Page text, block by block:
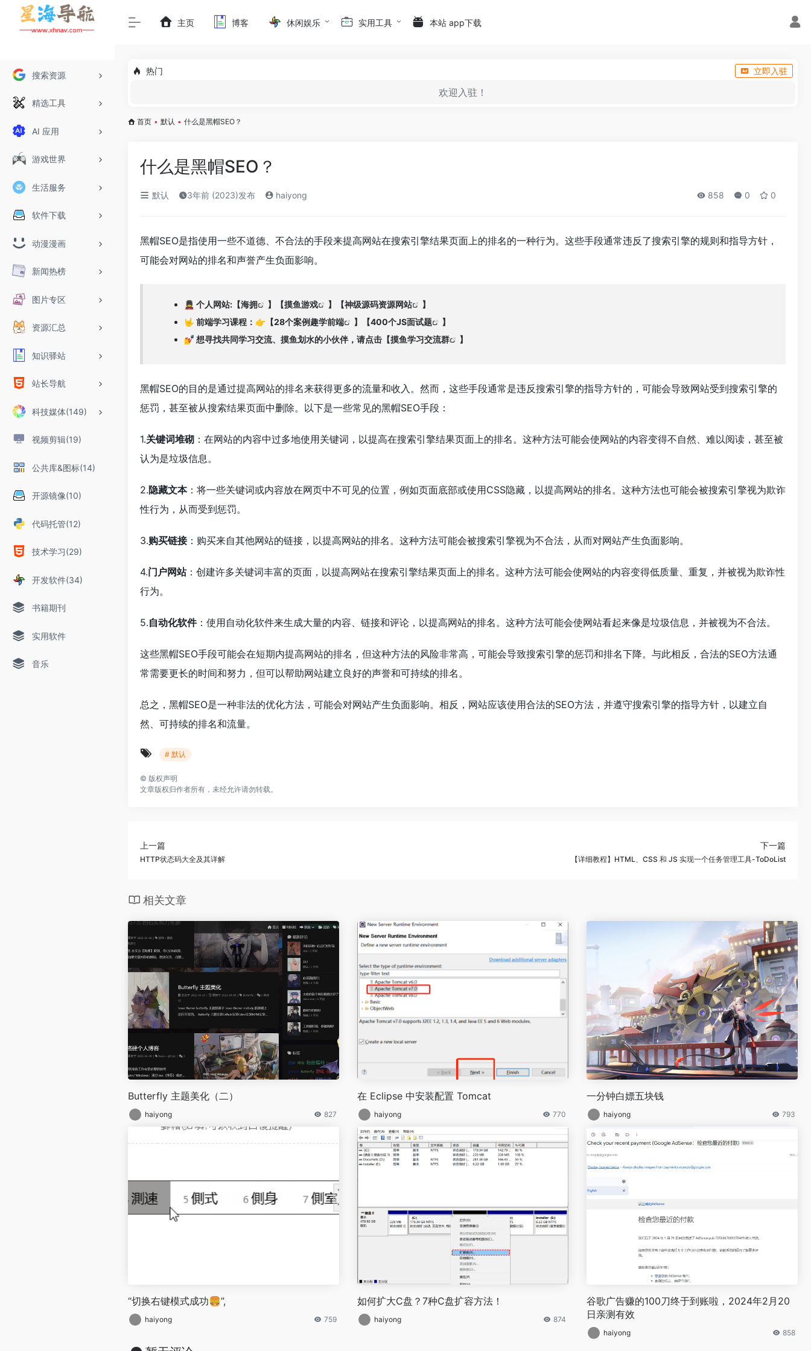
搜索资源
精选工具
AI 应用
游戏世界
生活服务
软件下载
动漫漫画
新闻热榜
图片专区
资源汇总
知识驿站
站长导航
科技媒体(149)
视频剪辑(19)
公共库&图标(14)
开源镜像(10)
代码托管(12)
技术学习(29)
开发软件(34)
书籍期刊
实用软件
音乐
主页 博客 休闲娱乐 实用工具 本站 app下载
热门 立即入驻
欢迎入驻！
首页 • 默认 • 什么是黑帽SEO？
什么是黑帽SEO？
默认 3年前 (2023)发布 haiyong 858 0 0
黑帽SEO是指使用一些不道德、不合法的手段来提高网站在搜索引擎结果页面上的排名的一种行为。这些手段通常违反了搜索引擎的规则和指导方针，
可能会对网站的排名和声誉产生负面影响。
💂 个人网站:【海拥 】【摸鱼游戏 】【神级源码资源网站
】
🤟 前端学习课程：👉【28个案例趣学前端 】【400个JS面试题
】
💅 想寻找共同学习交流、摸鱼划水的小伙伴，请点击【摸鱼学习交流群 】
黑帽SEO的目的是通过提高网站的排名来获得更多的流量和收入。然而，这些手段通常是违反搜索引擎的指导方针的，可能会导致网站受到搜索引擎的
惩罚，甚至被从搜索结果页面中删除。以下是一些常见的黑帽SEO手段：
1.关键词堆砌 ：在网站的内容中过多地使用关键词，以提高在搜索引擎结果页面上的排名。这种方法可能会使网站的内容变得不自然、难以阅读，甚至被
认为是垃圾信息。
2.隐藏文本：将一些关键词或内容放在网页中不可见的位置，例如页面底部或使用CSS隐藏，以提高网站的排名。这种方法也可能会被搜索引擎视为欺诈
性行为，从而受到惩罚。
3.购买链接：购买来自其他网站的链接，以提高网站的排名。这种方法可能会被搜索引擎视为不合法，从而对网站产生负面影响。
4.门户网站：创建许多关键词丰富的页面，以提高网站在搜索引擎结果页面上的排名。这种方法可能会使网站的内容变得低质量、重复，并被视为欺诈性
行为。
5.自动化软件：使用自动化软件来生成大量的内容、链接和评论，以提高网站的排名。这种方法可能会使网站看起来像是垃圾信息，并被视为不合法。
这些黑帽SEO手段可能会在短期内提高网站的排名，但这种方法的风险非常高，可能会导致搜索引擎的惩罚和排名下降。与此相反，合法的SEO方法通
常需要更长的时间和努力，但可以帮助网站建立良好的声誉和可持续的排名。
总之，黑帽SEO是一种非法的优化方法，可能会对网站产生负面影响。相反，网站应该使用合法的SEO方法，并遵守搜索引擎的指导方针，以建立自
然、可持续的排名和流量。
# 默认
© 版权声明
文章版权归作者所有，未经允许请勿转载。
上一篇
HTTP状态码大全及其详解
下一篇
【详细教程】HTML、CSS 和 JS 实现一个任务管理工具-ToDoList
相关文章
Butterfly 主题美化（二）
haiyong 827
在 Eclipse 中安装配置 Tomcat
haiyong 770
一分钟白嫖五块钱
haiyong 793
“切换右键模式成功🍔”,
haiyong 759
如何扩大C盘？7种C盘扩容方法！
haiyong 874
谷歌广告赚的100刀终于到账啦，2024年2月20
日亲测有效
haiyong 858